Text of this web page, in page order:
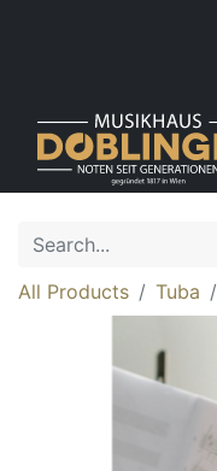
All Products Tuba